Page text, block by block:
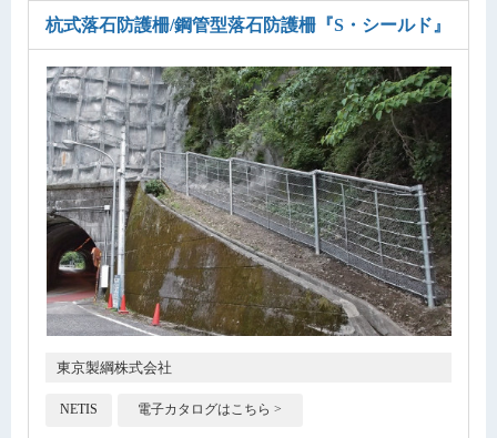
杭式落石防護柵/鋼管型落石防護柵 『S・シールド』
東京製綱株式会社
NETIS 電子カタログはこちら >